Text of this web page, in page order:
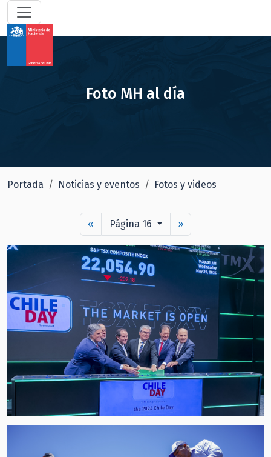
Foto MH al día
Portada Noticias y eventos Fotos y videos
« Página 16 »